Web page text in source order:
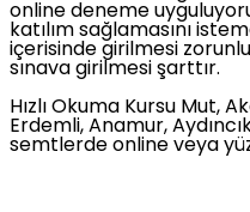
online deneme
katılım sağlamasını
içerisinde girilmesi
sınava girilmesi şarttır.
Hızlı Okuma Kursu Mut,
Erdemli, Anamur,
semtlerde online veya